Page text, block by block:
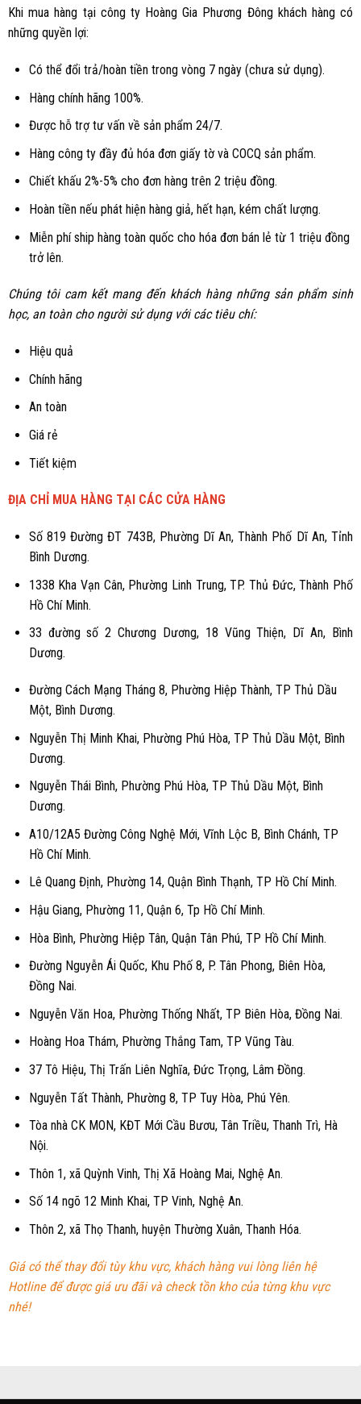
Khi mua hàng tại công ty Hoàng Gia Phương Đông khách hàng có
những quyền lợi:
Có thể đổi trả/hoàn tiền trong vòng 7 ngày (chưa sử dụng).
Hàng chính hãng 100%.
Được hỗ trợ tư vấn về sản phẩm 24/7.
Hàng công ty đầy đủ hóa đơn giấy tờ và COCQ sản phẩm.
Chiết khấu 2%-5% cho đơn hàng trên 2 triệu đồng.
Hoàn tiền nếu phát hiện hàng giả, hết hạn, kém chất lượng.
Miễn phí ship hàng toàn quốc cho hóa đơn bán lẻ từ 1 triệu đồng
trở lên.
Chúng tôi cam kết mang đến khách hàng những sản phẩm sinh
học, an toàn cho người sử dụng với các tiêu chí:
Hiệu quả
Chính hãng
An toàn
Giá rẻ
Tiết kiệm
ĐỊA CHỈ MUA HÀNG TẠI CÁC CỬA HÀNG
Số 819 Đường ĐT 743B, Phường Dĩ An, Thành Phố Dĩ An, Tỉnh
Bình Dương.
1338 Kha Vạn Cân, Phường Linh Trung, TP. Thủ Đức, Thành Phố
Hồ Chí Minh.
33 đường số 2 Chương Dương, 18 Vũng Thiện, Dĩ An, Bình
Dương.
Đường Cách Mạng Tháng 8, Phường Hiệp Thành, TP Thủ Dầu
Một, Bình Dương.
Nguyễn Thị Minh Khai, Phường Phú Hòa, TP Thủ Dầu Một, Bình
Dương.
Nguyễn Thái Bình, Phường Phú Hòa, TP Thủ Dầu Một, Bình
Dương.
A10/12A5 Đường Công Nghệ Mới, Vĩnh Lộc B, Bình Chánh, TP
Hồ Chí Minh.
Lê Quang Định, Phường 14, Quận Bình Thạnh, TP Hồ Chí Minh.
Hậu Giang, Phường 11, Quận 6, Tp Hồ Chí Minh.
Hòa Bình, Phường Hiệp Tân, Quận Tân Phú, TP Hồ Chí Minh.
Đường Nguyễn Ái Quốc, Khu Phố 8, P. Tân Phong, Biên Hòa,
Đồng Nai.
Nguyễn Văn Hoa, Phường Thống Nhất, TP Biên Hòa, Đồng Nai.
Hoàng Hoa Thám, Phường Thắng Tam, TP Vũng Tàu.
37 Tô Hiệu, Thị Trấn Liên Nghĩa, Đức Trọng, Lâm Đồng.
Nguyễn Tất Thành, Phường 8, TP Tuy Hòa, Phú Yên.
Tòa nhà CK MON, KĐT Mới Cầu Bươu, Tân Triều, Thanh Trì, Hà
Nội.
Thôn 1, xã Quỳnh Vinh, Thị Xã Hoàng Mai, Nghệ An.
Số 14 ngõ 12 Minh Khai, TP Vinh, Nghệ An.
Thôn 2, xã Thọ Thanh, huyện Thường Xuân, Thanh Hóa.
Giá có thể thay đổi tùy khu vực, khách hàng vui lòng liên hệ
Hotline để được giá ưu đãi và check tồn kho của từng khu vực
nhé!